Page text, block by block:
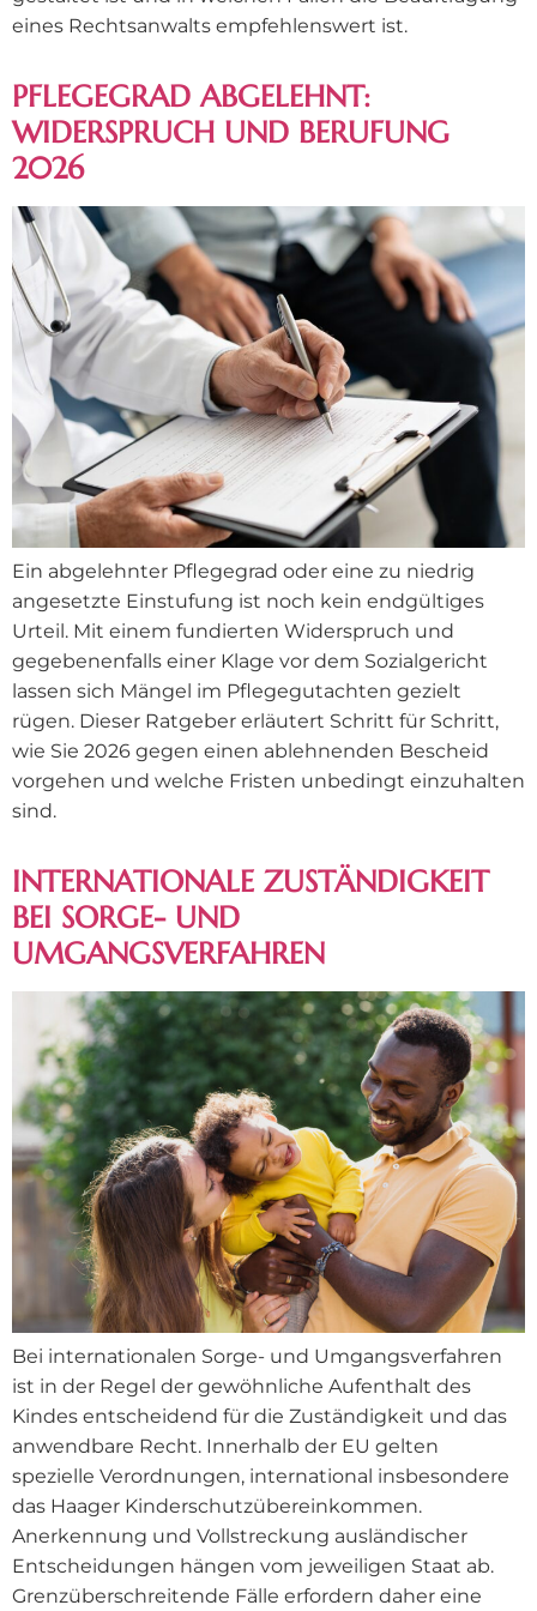
eines Rechtsanwalts empfehlenswert ist.
PFLEGEGRAD ABGELEHNT:
WIDERSPRUCH UND BERUFUNG
2026
Ein abgelehnter Pflegegrad oder eine zu niedrig
angesetzte Einstufung ist noch kein endgültiges
Urteil. Mit einem fundierten Widerspruch und
gegebenenfalls einer Klage vor dem Sozialgericht
lassen sich Mängel im Pflegegutachten gezielt
rügen. Dieser Ratgeber erläutert Schritt für Schritt,
wie Sie 2026 gegen einen ablehnenden Bescheid
vorgehen und welche Fristen unbedingt einzuhalten
sind.
INTERNATIONALE ZUSTÄNDIGKEIT
BEI SORGE- UND
UMGANGSVERFAHREN
Bei internationalen Sorge- und Umgangsverfahren
ist in der Regel der gewöhnliche Aufenthalt des
Kindes entscheidend für die Zuständigkeit und das
anwendbare Recht. Innerhalb der EU gelten
spezielle Verordnungen, international insbesondere
das Haager Kinderschutzübereinkommen.
Anerkennung und Vollstreckung ausländischer
Entscheidungen hängen vom jeweiligen Staat ab.
Grenzüberschreitende Fälle erfordern daher eine